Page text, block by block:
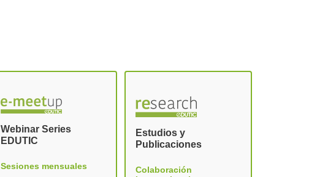
Webinar Series
EDUTIC
Sesiones mensuales
Estudios y
Publicaciones
Colaboración